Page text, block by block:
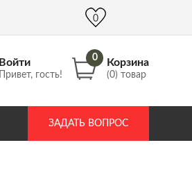
info@DrozdPcp.ru
Войти
Привет, гость!
0 Корзина
(0) товар
ЗАДАТЬ ВОПРОС
0